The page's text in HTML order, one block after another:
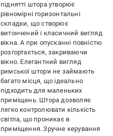
піднятті штора утворює
рівномірні горизонтальні
складки, що створює
витончений і класичний вигляд
вікна. А при опусканні повністю
розгортається, закриваючи
вікно. Елегантний вигляд
римської штори не займають
багато місця, що ідеально
підходить для маленьких
приміщень. Штора дозволяє
легко контролювати кількість
світла, що проникає в
приміщення. Зручне керування